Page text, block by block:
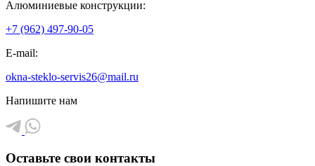
Алюминиевые конструкции:
+7 (962) 497-90-05
E-mail:
okna-steklo-servis26@mail.ru
Напишите нам
Оставьте свои контакты